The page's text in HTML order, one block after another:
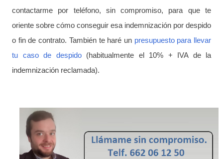
contactarme por teléfono, sin compromiso, para que te
oriente sobre cómo conseguir esa indemnización por despido
o fin de contrato. También te haré un presupuesto para llevar
tu caso de despido(habitualmente el 10% + IVA de la
indemnización reclamada).